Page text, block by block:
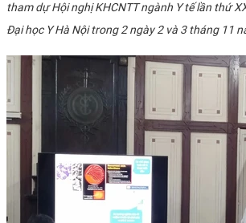
tham dự Hội nghị KHCNTT ngành Y tế lần thứ
Đại học Y Hà Nội trong 2 ngày 2 và 3 tháng 11